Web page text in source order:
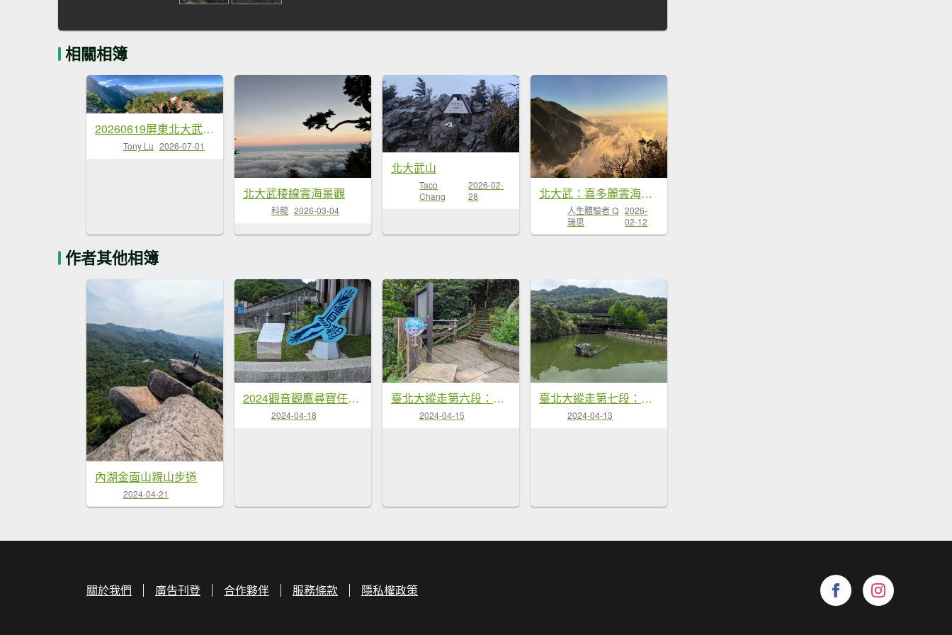
相關相簿
20260619屏東北大武山(第9刷)
Tony Lu 2026-07-01
北大武稜線雲海景觀
科龍 2026-03-04
北大武山
Taco
Chang
2026-02-
28
北大武：喜多麗雲海、日落、夜景 Beidawu: cloud sea, sunset, night
人生體驗者 Q
瑞思
2026-
02-12
作者其他相簿
內湖金面山親山步道
2024-04-21
2024觀音觀鷹尋寶任務七條步道
2024-04-18
臺北大縱走第六段：富陽公園到中華科大
2024-04-15
臺北大縱走第七段：政大飛龍步道到指南宮竹柏參道
2024-04-13
關於我們 廣告刊登 合作夥伴 服務條款 隱私權政策